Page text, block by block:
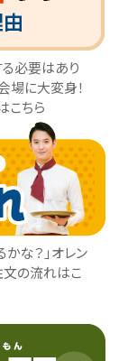
必要はあり
場に大変身！
こちら
かな？」オレン
文の流れはこ